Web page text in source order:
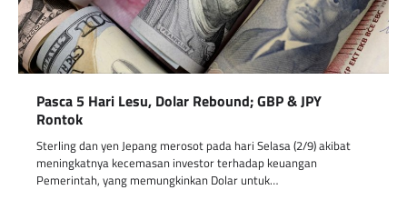
Pasca 5 Hari Lesu, Dolar Rebound; GBP & JPY
Rontok
Sterling dan yen Jepang merosot pada hari Selasa (2/9) akibat
meningkatnya kecemasan investor terhadap keuangan
Pemerintah, yang memungkinkan Dolar untuk…